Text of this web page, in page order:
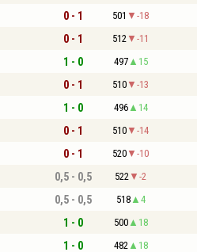
0 - 1 501 -18
0 - 1 512 -11
1 - 0 497 15
0 - 1 510 -13
1 - 0 496 14
0 - 1 510 -14
0 - 1 520 -10
0,5 - 0,5 522 -2
0,5 - 0,5 518 4
1 - 0 500 18
1 - 0 482 18